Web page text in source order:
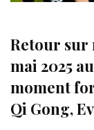
Retour sur
mai 2025
moment
Qi Gong,